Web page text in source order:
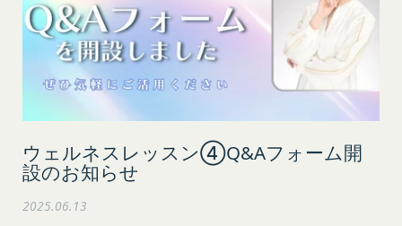
ウェルネスレッスン④Q&Aフォーム開
設のお知らせ
2025.06.13
当社は、当社の利用規約の執行、当社の運営または
お客様の保護のために、開示が合理的に必要である
と判断する場合、お客様情報の全部または一部を開
示することがあります。
売却または合併
個人情報の全部または一部を関係者に移転すること
があります。
当社は、業務を委託するため委託先にお客様情報を
人のいずれかであって、法定代理人、後見人､保
佐人又は補助人の同意等を得ていなかった場合
会員登録の申請に虚偽の事項が含まれている場
合
過去に当社との契約に違反した者またはその関
係者であると当社が判断した場合
反社会的勢力等（暴力団、暴力団員、右翼団
体、反社会的勢力、その他これに準ずるものを
供その他を通じて反社会的勢力等の維持、運営